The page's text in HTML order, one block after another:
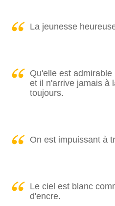
La jeunesse
Qu'elle est
et il n'arrive jamais à
toujours.
On est impuissant à
Le ciel est blanc
d'encre.